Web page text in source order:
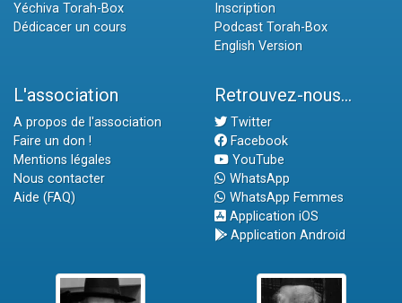
Yéchiva Torah-Box
Dédicacer un cours
Inscription
Podcast Torah-Box
English Version
L'association
A propos de l'association
Faire un don !
Mentions légales
Nous contacter
Aide (FAQ)
Retrouvez-nous...
Twitter
Facebook
YouTube
WhatsApp
WhatsApp Femmes
Application iOS
Application Android